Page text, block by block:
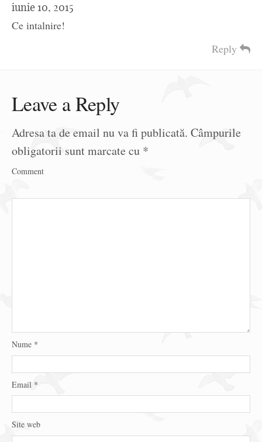
iunie 10, 2015
Ce intalnire!
Reply
Leave a Reply
Adresa ta de email nu va fi publicată. Câmpurile
obligatorii sunt marcate cu *
Comment
Nume *
Email *
Site web